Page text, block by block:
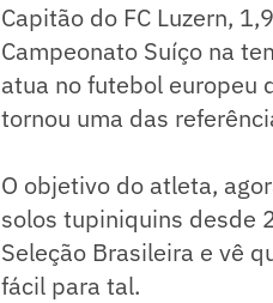
Capitão do FC Luzern,
Campeonato Suíço na
atua no futebol europeu
tornou uma das
O objetivo do atleta,
solos tupiniquins desde
Seleção Brasileira e vê
fácil para tal.